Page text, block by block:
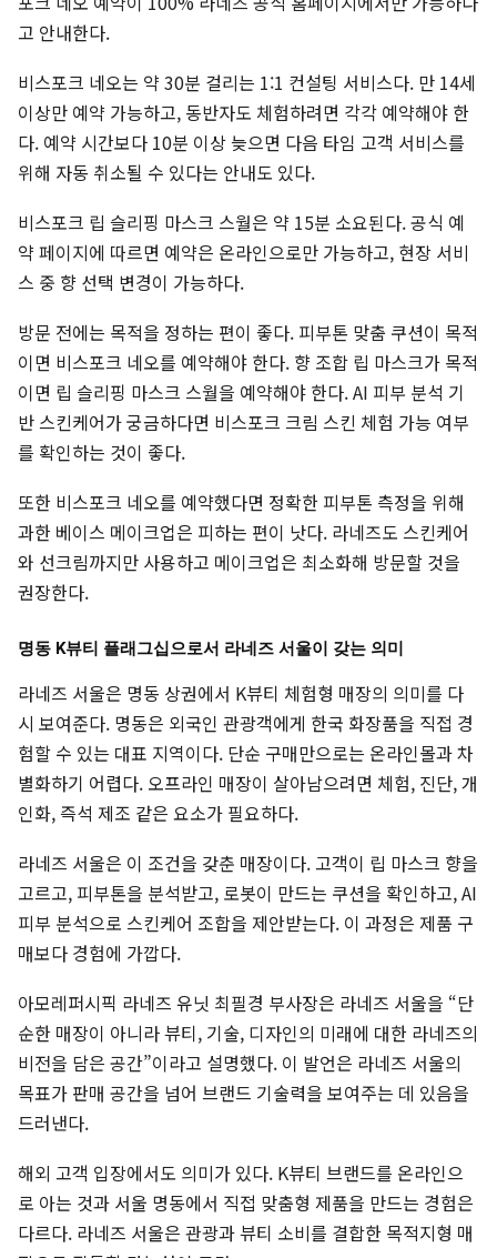
고 안내한다.
비스포크 네오는 약 30분 걸리는 1:1 컨설팅 서비스다. 만 14세
이상만 예약 가능하고, 동반자도 체험하려면 각각 예약해야 한
다. 예약 시간보다 10분 이상 늦으면 다음 타임 고객 서비스를
위해 자동 취소될 수 있다는 안내도 있다.
비스포크 립 슬리핑 마스크 스월은 약 15분 소요된다. 공식 예
약 페이지에 따르면 예약은 온라인으로만 가능하고, 현장 서비
스 중 향 선택 변경이 가능하다.
방문 전에는 목적을 정하는 편이 좋다. 피부톤 맞춤 쿠션이 목적
이면 비스포크 네오를 예약해야 한다. 향 조합 립 마스크가 목적
이면 립 슬리핑 마스크 스월을 예약해야 한다. AI 피부 분석 기
반 스킨케어가 궁금하다면 비스포크 크림 스킨 체험 가능 여부
를 확인하는 것이 좋다.
또한 비스포크 네오를 예약했다면 정확한 피부톤 측정을 위해
과한 베이스 메이크업은 피하는 편이 낫다. 라네즈도 스킨케어
와 선크림까지만 사용하고 메이크업은 최소화해 방문할 것을
권장한다.
명동 K뷰티 플래그십으로서 라네즈 서울이 갖는 의미
라네즈 서울은 명동 상권에서 K뷰티 체험형 매장의 의미를 다
시 보여준다. 명동은 외국인 관광객에게 한국 화장품을 직접 경
험할 수 있는 대표 지역이다. 단순 구매만으로는 온라인몰과 차
별화하기 어렵다. 오프라인 매장이 살아남으려면 체험, 진단, 개
인화, 즉석 제조 같은 요소가 필요하다.
라네즈 서울은 이 조건을 갖춘 매장이다. 고객이 립 마스크 향을
고르고, 피부톤을 분석받고, 로봇이 만드는 쿠션을 확인하고, AI
피부 분석으로 스킨케어 조합을 제안받는다. 이 과정은 제품 구
매보다 경험에 가깝다.
아모레퍼시픽 라네즈 유닛 최필경 부사장은 라네즈 서울을 “단
순한 매장이 아니라 뷰티, 기술, 디자인의 미래에 대한 라네즈의
비전을 담은 공간”이라고 설명했다. 이 발언은 라네즈 서울의
목표가 판매 공간을 넘어 브랜드 기술력을 보여주는 데 있음을
드러낸다.
해외 고객 입장에서도 의미가 있다. K뷰티 브랜드를 온라인으
로 아는 것과 서울 명동에서 직접 맞춤형 제품을 만드는 경험은
다르다. 라네즈 서울은 관광과 뷰티 소비를 결합한 목적지형 매